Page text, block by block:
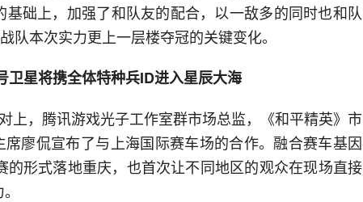
础上，加强了和队友的配合，以一敌多的同时也和队
队本次实力更上一层楼夺冠的关键变化。
卫星将携全体特种兵ID进入星辰大海
上，腾讯游戏光子工作室群市场总监，《和平精英》市
廖侃宣布了与上海国际赛车场的合作。融合赛车基因
的形式落地重庆，也首次让不同地区的观众在现场直接